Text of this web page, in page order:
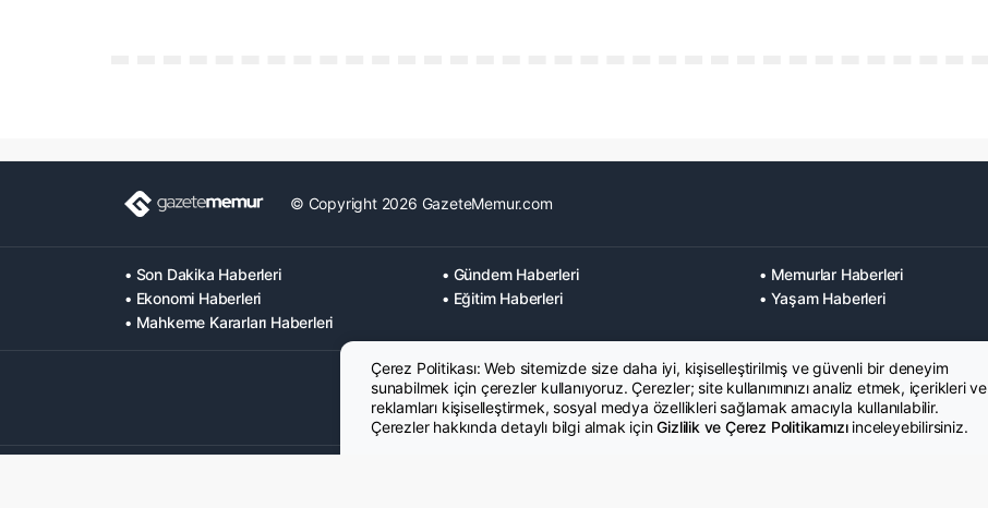
© Copyright 2026 GazeteMemur.com
• Son Dakika Haberleri • Gündem Haberleri • Memurlar Haberleri
• Ekonomi Haberleri
• Eğitim Haberleri • Yaşam Haberleri
• Mahkeme Kararları Haberleri
Çerez Politikası: Web sitemizde size daha iyi, kişiselleştirilmiş ve güvenli bir deneyim
sunabilmek için çerezler kullanıyoruz. Çerezler; site kullanımınızı analiz etmek, içerikleri ve
reklamları kişiselleştirmek, sosyal medya özellikleri sağlamak amacıyla kullanılabilir.
Çerezler hakkında detaylı bilgi almak içinGizlilik ve Çerez Politikamızıinceleyebilirsiniz.